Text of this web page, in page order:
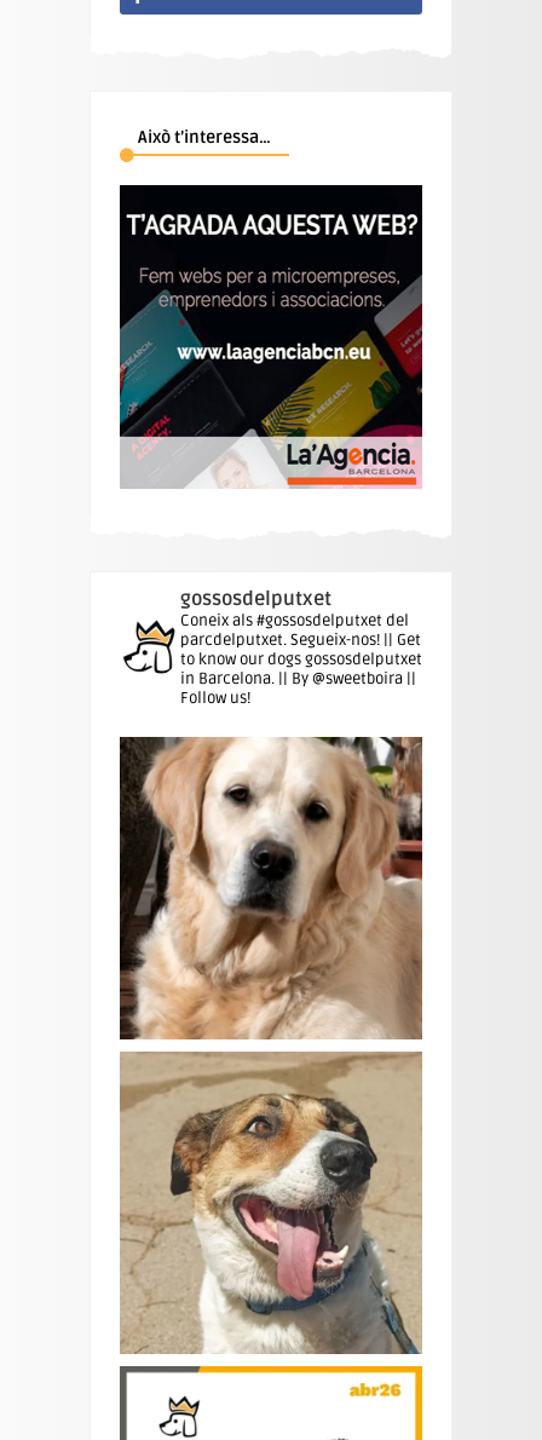
Això t’interessa…
gossosdelputxet
Coneix als #gossosdelputxet del
parcdelputxet. Segueix-nos! || Get
to know our dogs gossosdelputxet
in Barcelona. || By @sweetboira ||
Follow us!